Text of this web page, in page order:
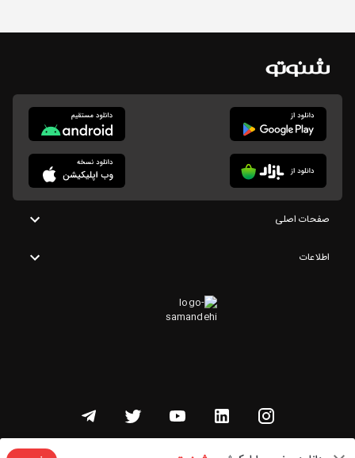
صفحات اصلی
اطلاعات
تمامی حقوق این وبسایت متعلق به شنوتو است